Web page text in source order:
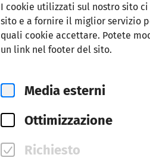
I cookie utilizzati sul nostro sito
sito e a fornire il miglior servizio
quali cookie accettare. Potete
un link nel footer del sito.
Media esterni
Ottimizzazione
Richiesto
Science
Carnuntum